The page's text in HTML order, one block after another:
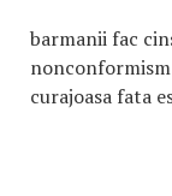
barmanii fac
nonconformism
curajoasa fata